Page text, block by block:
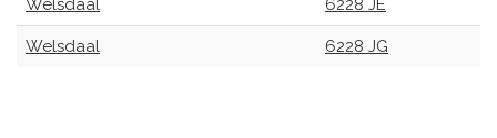
Welsdaal 6228 JE
Welsdaal 6228 JG